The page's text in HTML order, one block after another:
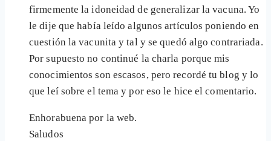
firmemente la idoneidad de generalizar la vacuna. Yo
le dije que había leído algunos artículos poniendo en
cuestión la vacunita y tal y se quedó algo contrariada.
Por supuesto no continué la charla porque mis
conocimientos son escasos, pero recordé tu blog y lo
que leí sobre el tema y por eso le hice el comentario.
Enhorabuena por la web.
Saludos